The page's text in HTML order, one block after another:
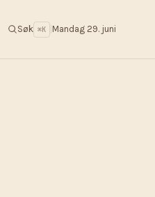
Søk ⌘K Mandag 29. juni